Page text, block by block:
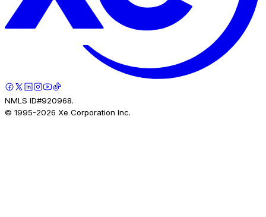
NMLS ID#920968.
© 1995-2026 Xe Corporation Inc.